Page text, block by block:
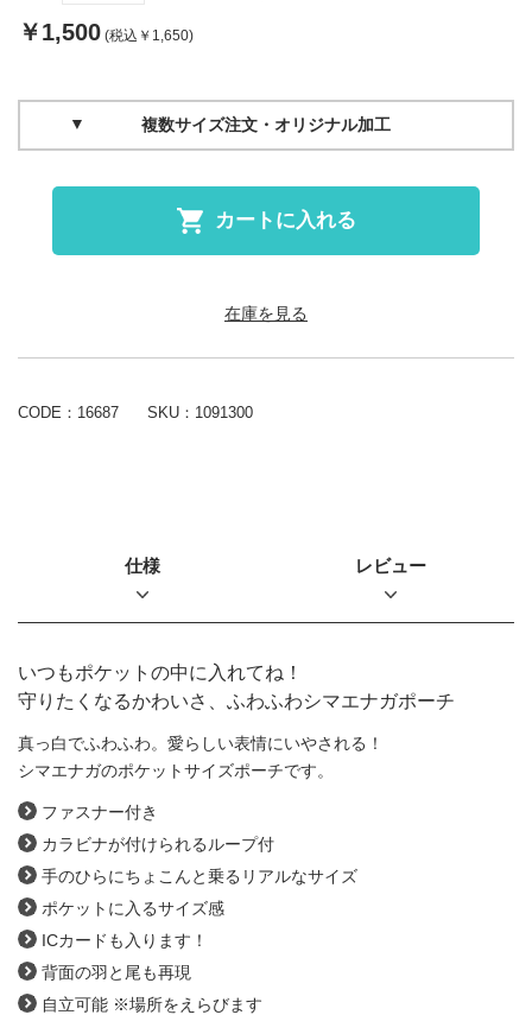
￥1,500 (税込￥1,650)
複数サイズ注文・オリジナル加工
カートに入れる
在庫を見る
CODE：16687 SKU： 1091300
仕様 レビュー
いつもポケットの中に入れてね！
守りたくなるかわいさ、ふわふわシマエナガポーチ
真っ白でふわふわ。愛らしい表情にいやされる！
シマエナガのポケットサイズポーチです。
ファスナー付き
カラビナが付けられるループ付
手のひらにちょこんと乗るリアルなサイズ
ポケットに入るサイズ感
ICカードも入ります！
背面の羽と尾も再現
自立可能 ※場所をえらびます